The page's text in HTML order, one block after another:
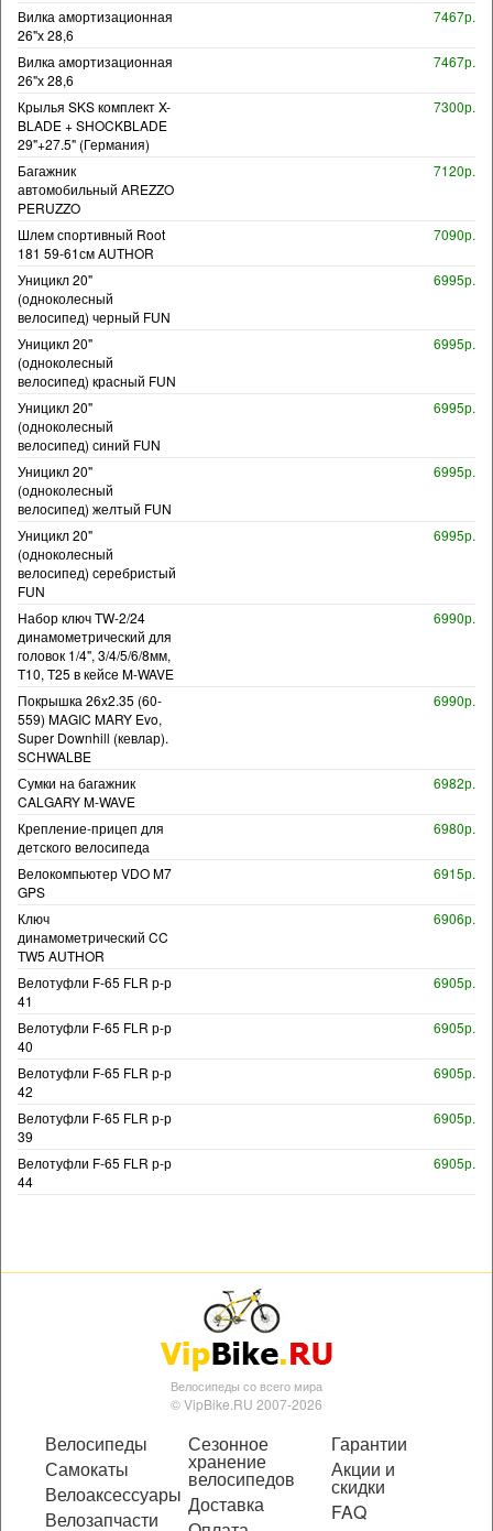
Вилка амортизационная
26"х 28,6
7467р.
Вилка амортизационная
26"х 28,6
7467р.
Крылья SKS комплект X-
BLADE + SHOCKBLADE
29"+27.5" (Германия)
7300р.
Багажник
автомобильный AREZZO
PERUZZO
7120р.
Шлем спортивный Root
181 59-61см AUTHOR
7090р.
Уницикл 20"
(одноколесный
велосипед) черный FUN
6995р.
Уницикл 20"
(одноколесный
велосипед) красный FUN
6995р.
Уницикл 20"
(одноколесный
велосипед) синий FUN
6995р.
Уницикл 20"
(одноколесный
велосипед) желтый FUN
6995р.
Уницикл 20"
(одноколесный
велосипед) серебристый
FUN
6995р.
Набор ключ TW-2/24
динамометрический для
головок 1/4", 3/4/5/6/8мм,
T10, T25 в кейсе M-WAVE
6990р.
Покрышка 26x2.35 (60-
559) MAGIC MARY Evo,
Super Downhill (кевлар).
SCHWALBE
6990р.
Сумки на багажник
CALGARY M-WAVE
6982р.
Крепление-прицеп для
детского велосипеда
6980р.
Велокомпьютер VDO M7
GPS
6915р.
Ключ
динамометрический CC
TW5 AUTHOR
6906р.
Велотуфли F-65 FLR р-р
41
6905р.
Велотуфли F-65 FLR р-р
40
6905р.
Велотуфли F-65 FLR р-р
42
6905р.
Велотуфли F-65 FLR р-р
39
6905р.
Велотуфли F-65 FLR р-р
44
6905р.
Велосипеды со всего мира
© VipBike.RU 2007-2026
Велосипеды
Самокаты
Велоаксессуары
Велозапчасти
Сезонное
хранение
велосипедов
Доставка
Гарантии
Акции и
скидки
FAQ